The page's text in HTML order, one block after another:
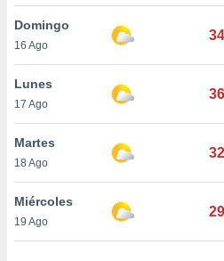
de
sitio
de que
sean
para
ni para
Domingo
16 Ago
Lunes
17 Ago
Martes
18 Ago
Miércoles
19 Ago